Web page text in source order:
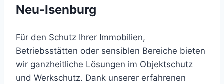
Neu-Isenburg
Für den Schutz Ihrer Immobilien,
Betriebsstätten oder sensiblen Bereiche bieten
wir ganzheitliche Lösungen im Objektschutz
und Werkschutz. Dank unserer erfahrenen